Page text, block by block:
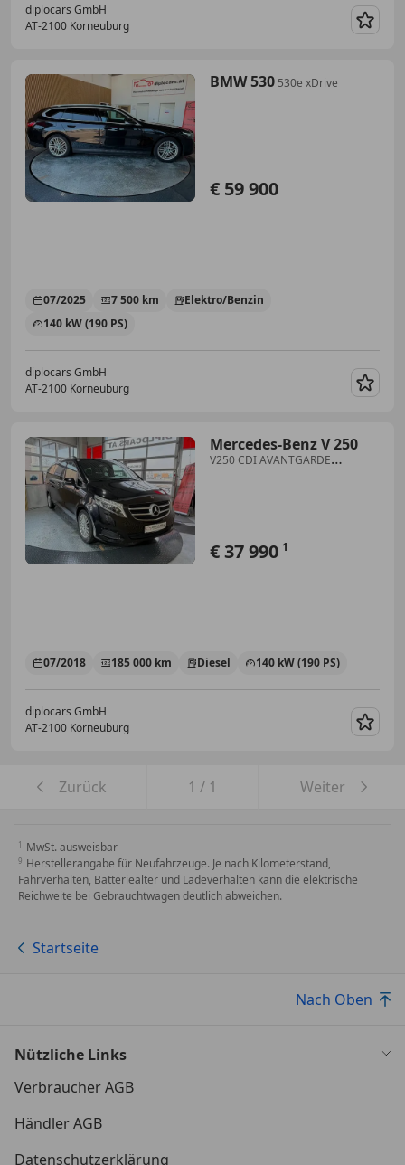
diplocars GmbH
AT-2100 Korneuburg
BMW 530 530e xDrive
€ 59 900
07/2025 7 500 km
Elektro/Benzin
140 kW (190 PS)
diplocars GmbH
AT-2100 Korneuburg
Mercedes-Benz V 250
V250 CDI AVANTGARDE
€ 37 990 1
07/2018 185 000 km Diesel 140 kW (190 PS)
diplocars GmbH
AT-2100 Korneuburg
Zurück 1 / 1 Weiter
MwSt. ausweisbar
Herstellerangabe für Neufahrzeuge. Je nach Kilometerstand,
Fahrverhalten, Batteriealter und Ladeverhalten kann die elektrische
Reichweite bei Gebrauchtwagen deutlich abweichen.
Startseite
Nach Oben
Nützliche Links
Verbraucher AGB
Händler AGB
Datenschutzerklärung